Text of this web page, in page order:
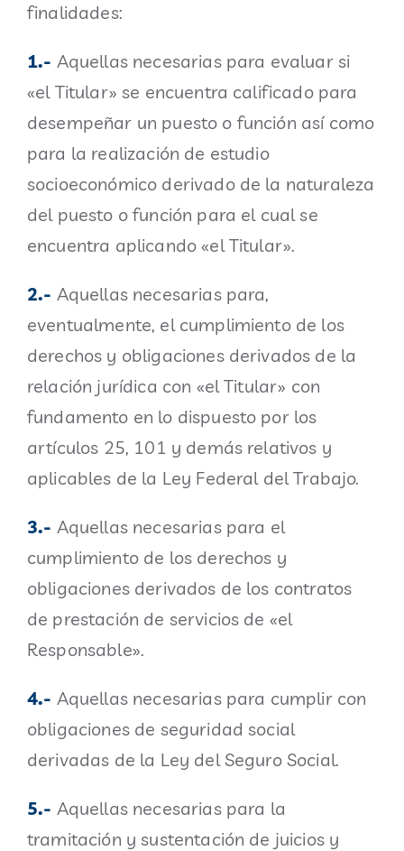
finalidades:
1.- Aquellas necesarias para evaluar si
«el Titular» se encuentra calificado para
desempeñar un puesto o función así como
para la realización de estudio
socioeconómico derivado de la naturaleza
del puesto o función para el cual se
encuentra aplicando «el Titular».
2.- Aquellas necesarias para,
eventualmente, el cumplimiento de los
derechos y obligaciones derivados de la
relación jurídica con «el Titular» con
fundamento en lo dispuesto por los
artículos 25, 101 y demás relativos y
aplicables de la Ley Federal del Trabajo.
3.- Aquellas necesarias para el
cumplimiento de los derechos y
obligaciones derivados de los contratos
de prestación de servicios de «el
Responsable».
4.- Aquellas necesarias para cumplir con
obligaciones de seguridad social
derivadas de la Ley del Seguro Social.
5.- Aquellas necesarias para la
tramitación y sustentación de juicios y